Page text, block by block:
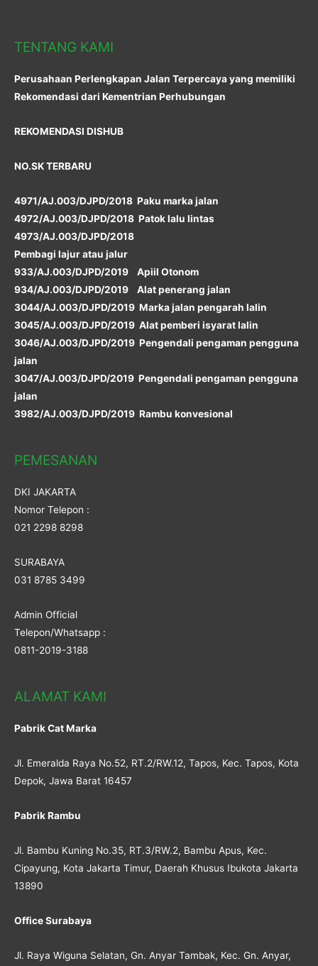
TENTANG KAMI
Perusahaan Perlengkapan Jalan Terpercaya yang memiliki
Rekomendasi dari Kementrian Perhubungan
REKOMENDASI DISHUB
NO.SK TERBARU
4971/AJ.003/DJPD/2018 Paku marka jalan
4972/AJ.003/DJPD/2018 Patok lalu lintas
4973/AJ.003/DJPD/2018
Pembagi lajur atau jalur
933/AJ.003/DJPD/2019 Apiil Otonom
934/AJ.003/DJPD/2019 Alat penerang jalan
3044/AJ.003/DJPD/2019 Marka jalan pengarah lalin
3045/AJ.003/DJPD/2019 Alat pemberi isyarat lalin
3046/AJ.003/DJPD/2019 Pengendali pengaman pengguna
jalan
3047/AJ.003/DJPD/2019 Pengendali pengaman pengguna
jalan
3982/AJ.003/DJPD/2019 Rambu konvesional
PEMESANAN
DKI JAKARTA
Nomor Telepon :
021 2298 8298
SURABAYA
031 8785 3499
Admin Official
Telepon/Whatsapp :
0811-2019-3188
ALAMAT KAMI
Pabrik Cat Marka
Jl. Emeralda Raya No.52, RT.2/RW.12, Tapos, Kec. Tapos, Kota
Depok, Jawa Barat 16457
Pabrik Rambu
Jl. Bambu Kuning No.35, RT.3/RW.2, Bambu Apus, Kec.
Cipayung, Kota Jakarta Timur, Daerah Khusus Ibukota Jakarta
13890
Office Surabaya
Jl. Raya Wiguna Selatan, Gn. Anyar Tambak, Kec. Gn. Anyar,